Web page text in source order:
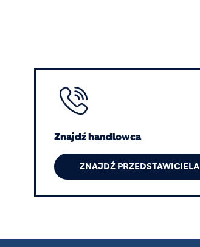
Image
Znajdź handlowca
ZNAJDŹ PRZEDSTAWICIELA